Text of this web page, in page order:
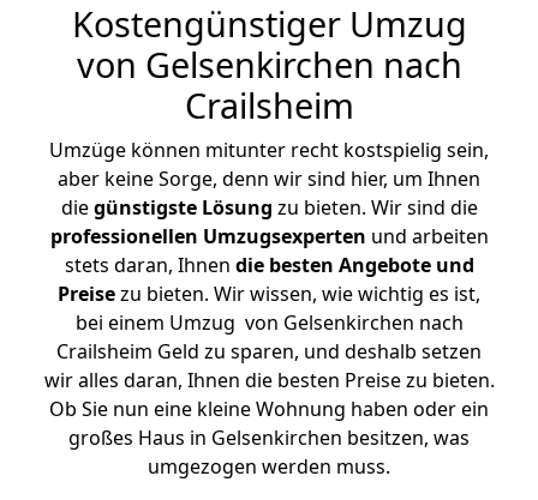
Kostengünstiger Umzug
von Gelsenkirchen nach
Crailsheim
Umzüge können mitunter recht kostspielig sein,
aber keine Sorge, denn wir sind hier, um Ihnen
diegünstigste Lösung zu bieten. Wir sind die
professionellen Umzugsexperten und arbeiten
stets daran, Ihnen die besten Angebote und
Preisezu bieten. Wir wissen, wie wichtig es ist,
bei einem Umzug von Gelsenkirchen nach
Crailsheim Geld zu sparen, und deshalb setzen
wir alles daran, Ihnen die besten Preise zu bieten.
Ob Sie nun eine kleine Wohnung haben oder ein
großes Haus in Gelsenkirchen besitzen, was
umgezogen werden muss.